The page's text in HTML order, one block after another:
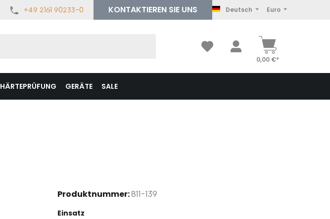
+49 2161 90233-0 KONTAKTIEREN SIE UNS Deutsch Euro
0,00 €*
HÄRTEPRÜFUNG GERÄTE SALE
Produktnummer:811-139
Einsatzauswählen